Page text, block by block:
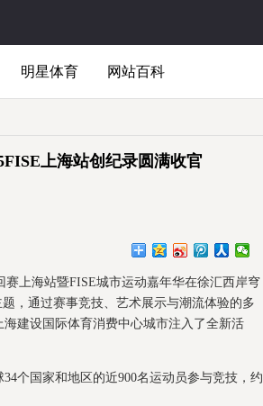
明星体育 网站百科
上海站创纪录圆满收官
赛上海站暨FISE城市运动嘉年华在徐汇西岸穹
，通过赛事竞技、艺术展示与潮流体验的多
建设国际体育消费中心城市注入了全新活
个国家和地区的近900名运动员参与竞技，约